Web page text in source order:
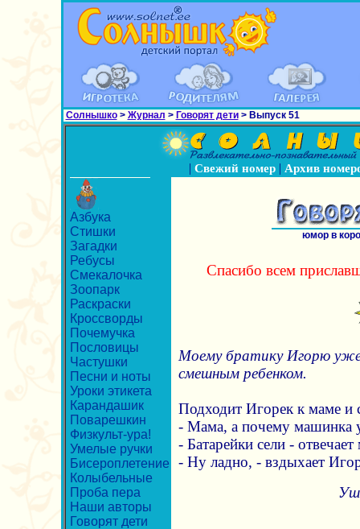
Солнышко> Журнал > Говорят дети> Выпуск 51
| Свежий номер| Архив
Азбука
Стишки
Загадки
Ребусы
Смекалочка
Зоопарк
Раскраски
Кроссворды
Почемучка
Пословицы
Частушки
Песни и ноты
Уроки этикета
Карандашик
Поварешкин
Физкульт-ура!
Умелые ручки
Бисероплетение
Колыбельные
Проба пера
Наши авторы
Говорят дети
юмор в
Спасибо всем
Mоему братику Игорю
смешным ребенком.
Подходит Игорек к маме и
- Мама, а почему машинка
- Батарейки сели -
- Ну ладно, - вздыхает